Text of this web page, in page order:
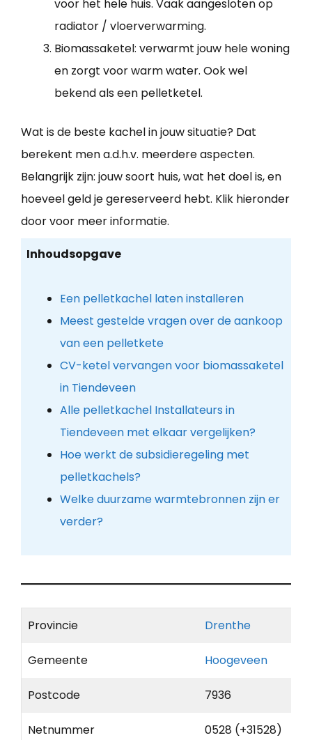
voor het hele huis. Vaak aangesloten op
radiator / vloerverwarming.
Biomassaketel: verwarmt jouw hele woning
en zorgt voor warm water. Ook wel
bekend als een pelletketel.
Wat is de beste kachel in jouw situatie? Dat
berekent men a.d.h.v. meerdere aspecten.
Belangrijk zijn: jouw soort huis, wat het doel is, en
hoeveel geld je gereserveerd hebt. Klik hieronder
door voor meer informatie.
Inhoudsopgave
Een pelletkachel laten installeren
Meest gestelde vragen over de aankoop
van een pelletkete
CV-ketel vervangen voor biomassaketel
in Tiendeveen
Alle pelletkachel Installateurs in
Tiendeveen met elkaar vergelijken?
Hoe werkt de subsidieregeling met
pelletkachels?
Welke duurzame warmtebronnen zijn er
verder?
Provincie Drenthe
Gemeente Hoogeveen
Postcode 7936
Netnummer 0528 (+31528)